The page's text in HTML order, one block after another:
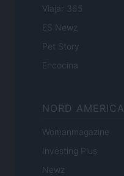
Viajar 365
ES Newz
Pet Story
Encocina
NORD AMERICA
Womanmagazine
Investing Plus
Newz